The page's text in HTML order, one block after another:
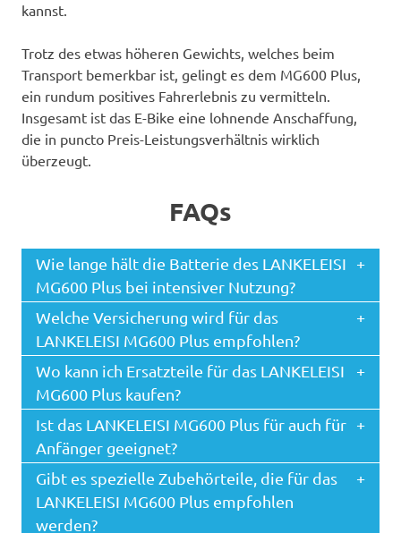
kannst.
Trotz des etwas höheren Gewichts, welches beim
Transport bemerkbar ist, gelingt es dem MG600 Plus,
ein rundum positives Fahrerlebnis zu vermitteln.
Insgesamt ist das E-Bike eine lohnende Anschaffung,
die in puncto Preis-Leistungsverhältnis wirklich
überzeugt.
FAQs
Wie lange hält die Batterie des LANKELEISI
MG600 Plus bei intensiver Nutzung?
Welche Versicherung wird für das
LANKELEISI MG600 Plus empfohlen?
Wo kann ich Ersatzteile für das LANKELEISI
MG600 Plus kaufen?
Ist das LANKELEISI MG600 Plus für auch für
Anfänger geeignet?
Gibt es spezielle Zubehörteile, die für das
LANKELEISI MG600 Plus empfohlen
werden?